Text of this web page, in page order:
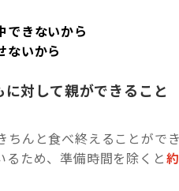
できないから
ないから
対して親ができること
んと食べ終えることがで
ため、準備時間を除くと